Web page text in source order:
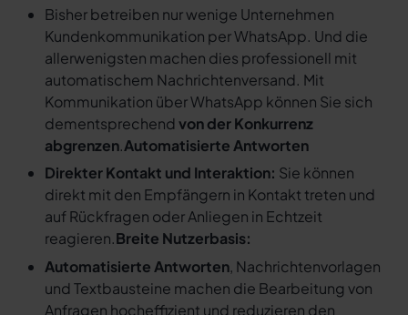
Bisher betreiben nur wenige Unternehmen
Kundenkommunikation per WhatsApp. Und die
allerwenigsten machen dies professionell mit
automatischem Nachrichtenversand. Mit
Kommunikation über WhatsApp können Sie sich
dementsprechendvon der Konkurrenz
abgrenzen.Automatisierte Antworten
Direkter Kontakt und Interaktion: Sie können
direkt mit den Empfängern in Kontakt treten und
auf Rückfragen oder Anliegen in Echtzeit
reagieren.Breite Nutzerbasis:
Automatisierte Antworten, Nachrichtenvorlagen
und Textbausteine machen die Bearbeitung von
Anfragen hocheffizient und reduzieren den